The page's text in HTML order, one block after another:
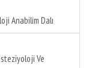
Anabilim Dalı
Ve